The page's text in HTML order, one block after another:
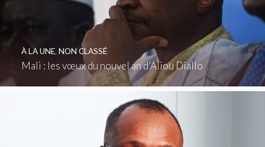
Mali : les vœux du nouvel an d’Aliou Diallo
À LA UNE, NON CLASSÉ